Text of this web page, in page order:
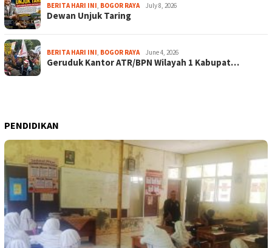
BERITA HARI INI BOGOR RAYA July 8, 2026
Dewan Unjuk Taring
BERITA HARI INI BOGOR RAYA June 4, 2026
Geruduk Kantor ATR/BPN Wilayah 1 Kabupat…
PENDIDIKAN